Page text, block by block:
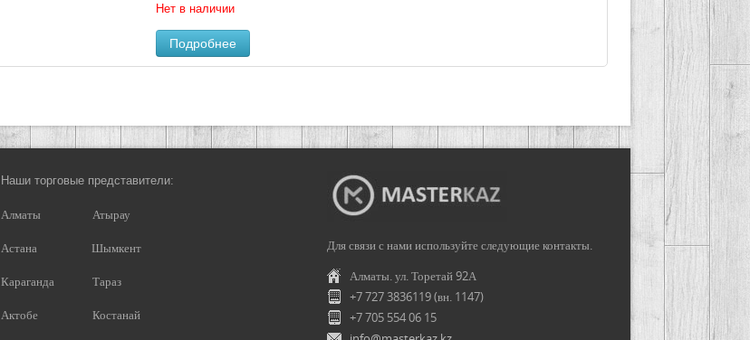
Нет в наличии
Подробнее
Наши торговые представители:
Алматы Атырау
Астана Шымкент
Караганда Тараз
Актобе Костанай
Для связи с нами используйте следующие контакты.
Алматы. ул. Торетай 92А
+7 727 3836119 (вн. 1147)
+7 705 554 06 15